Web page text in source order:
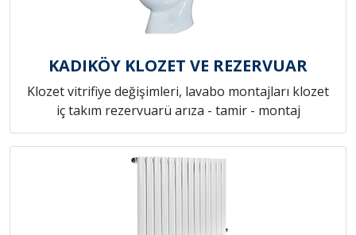
KADIKÖY KLOZET VE REZERVUAR
Klozet vitrifiye değişimleri, lavabo montajları klozet
iç takım rezervuarü arıza - tamir - montaj